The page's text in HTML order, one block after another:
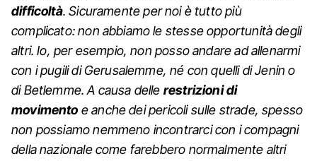
difficoltà. Sicuramente per noi è tutto più
complicato: non abbiamo le stesse opportunità degli
altri. Io, per esempio, non posso andare ad allenarmi
con i pugili di Gerusalemme, né con quelli di Jenin o
di Betlemme. A causa delle restrizioni di
movimento e anche dei pericoli sulle strade, spesso
non possiamo nemmeno incontrarci con i compagni
della nazionale come farebbero normalmente altri